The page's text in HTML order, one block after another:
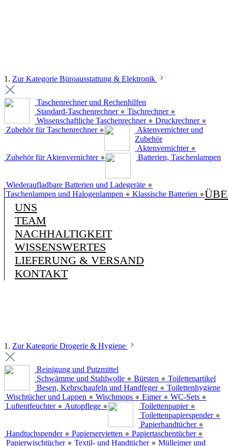
1. Zur Kategorie Büroausstattung & Elektronik
Taschenrechner und Rechenhilfen
Standard-Taschenrechner ● Tischrechner ●
Wissenschaftliche Taschenrechner ● Druckrechner ●
Zubehör für Taschenrechner ●
Aktenvernichter und
Zubehör
Aktenvernichter ●
Zubehör für Aktenvernichter ● Batterien, Taschenlampen
Wiederaufladbare Batterien und Ladegeräte ●
Taschenlampen und Halogenlampen ● Klassische Batterien ●
UNS
TEAM
NACHHALTIGKEIT
WISSENSWERTES
LIEFERUNG & VERSAND
KONTAKT
1. Zur Kategorie Drogerie & Hygiene
Reinigung und Putzmittel
Schwämme und Stahlwolle ● Bürsten ●
Besen, Kehrschaufeln und Handfeger ●
Wischtücher und Lappen ● Wischmops ● Eimer ● WC-Sets ●
Luftentfeuchter ● Autopflege ●
Toilettenartikel
Toilettenpapier ●
Toilettenpapierspender ●
Papierhandtücher ●
Handtuchspender ● Papierservietten ● Papiertaschentücher ●
Papierwischtücher ● Textil- und Handtücher ●
Toilettenhygiene
Mülleimer und